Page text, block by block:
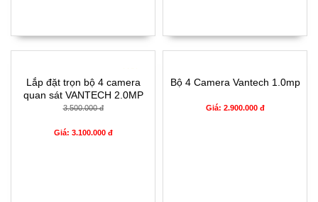
Lắp đặt trọn bộ 4 camera
quan sát VANTECH 2.0MP
CCTV-VP1504A
3.500.000 đ
Giá: 3.100.000 đ
Bộ 4 Camera Vantech 1.0mp
Giá: 2.900.000 đ